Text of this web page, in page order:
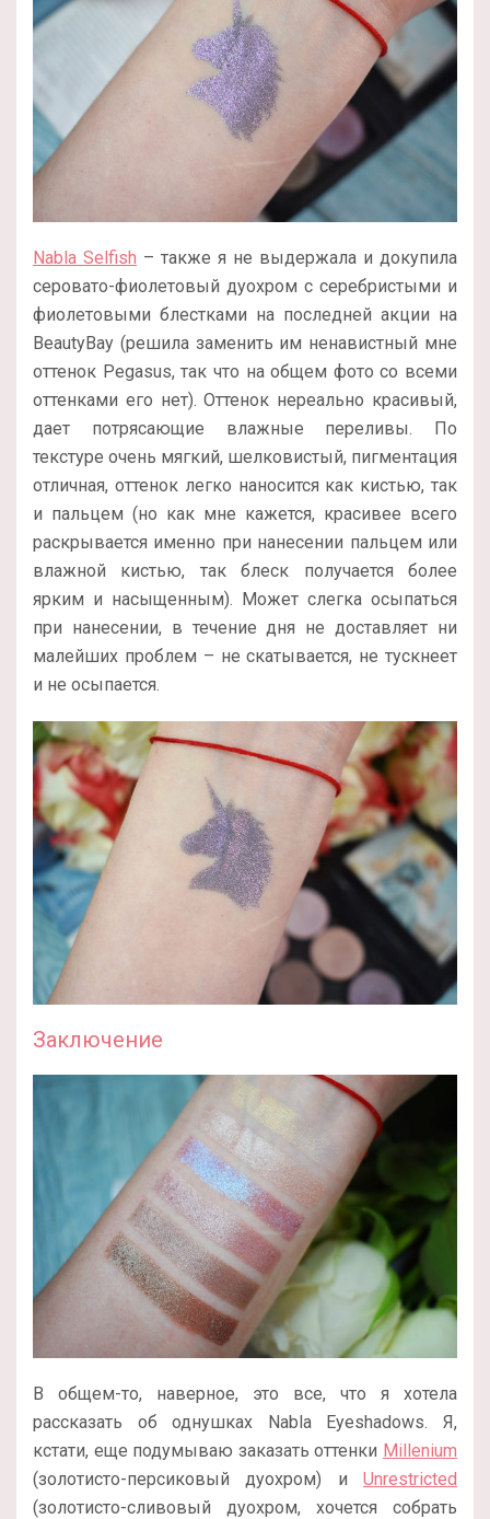
Nabla Selfish – также я не выдержала и докупила
серовато-фиолетовый дуохром с серебристыми и
фиолетовыми блестками на последней акции на
BeautyBay (решила заменить им ненавистный мне
оттенок Pegasus, так что на общем фото со всеми
оттенками его нет). Оттенок нереально красивый,
дает потрясающие влажные переливы. По
текстуре очень мягкий, шелковистый, пигментация
отличная, оттенок легко наносится как кистью, так
и пальцем (но как мне кажется, красивее всего
раскрывается именно при нанесении пальцем или
влажной кистью, так блеск получается более
ярким и насыщенным). Может слегка осыпаться
при нанесении, в течение дня не доставляет ни
малейших проблем – не скатывается, не тускнеет
и не осыпается.
Заключение
В общем-то, наверное, это все, что я хотела
рассказать об однушках Nabla Eyeshadows. Я,
кстати, еще подумываю заказать оттенки Millenium
(золотисто-персиковый дуохром) и Unrestricted
(золотисто-сливовый дуохром, хочется собрать